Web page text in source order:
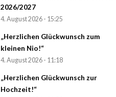
2026/2027
4. August 2026 - 15:25
„Herzlichen Glückwunsch zum
kleinen Nio!“
4. August 2026 - 11:18
„Herzlichen Glückwunsch zur
Hochzeit!“